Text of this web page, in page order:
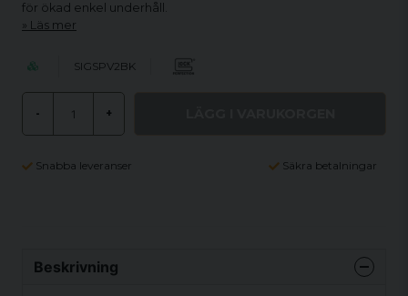
för ökad enkel underhåll.
Läs mer
SIGSPV2BK
- +
Snabba leveranser Säkra betalningar
Beskrivning